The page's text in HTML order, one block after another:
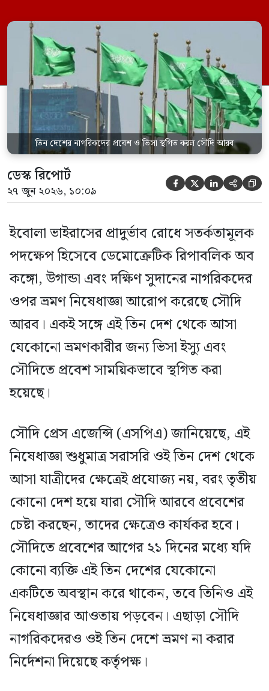
যেকোনো ভ্রমণকারীর জন্য ভিসা ইস্যু এবং
সৌদিতে প্রবেশ সাময়িকভাবে স্থগিত করা
হয়েছে। সৌদি প্রেস এজেন্সি (এসপিএ)
জানিয়েছে, এই নিষেধাজ্ঞা শুধুমাত্র সরাসরি ওই
তিন দেশ থেকে […]
তিন দেশের নাগরিকদের প্রবেশ ও ভিসা স্থগিত করল সৌদি আরব
ডেস্ক রিপোর্ট
২৭ জুন ২০২৬, ১০:০৯     
ইবোলা ভাইরাসের প্রাদুর্ভাব রোধে সতর্কতামূলক
পদক্ষেপ হিসেবে ডেমোক্রেটিক রিপাবলিক অব
কঙ্গো, উগান্ডা এবং দক্ষিণ সুদানের নাগরিকদের
ওপর ভ্রমণ নিষেধাজ্ঞা আরোপ করেছে সৌদি
আরব। একই সঙ্গে এই তিন দেশ থেকে আসা
যেকোনো ভ্রমণকারীর জন্য ভিসা ইস্যু এবং
সৌদিতে প্রবেশ সাময়িকভাবে স্থগিত করা
হয়েছে।
সৌদি প্রেস এজেন্সি (এসপিএ) জানিয়েছে, এই
নিষেধাজ্ঞা শুধুমাত্র সরাসরি ওই তিন দেশ থেকে
আসা যাত্রীদের ক্ষেত্রেই প্রযোজ্য নয়, বরং তৃতীয়
কোনো দেশ হয়ে যারা সৌদি আরবে প্রবেশের
চেষ্টা করছেন, তাদের ক্ষেত্রেও কার্যকর হবে।
সৌদিতে প্রবেশের আগের ২১ দিনের মধ্যে যদি
কোনো ব্যক্তি এই তিন দেশের যেকোনো
একটিতে অবস্থান করে থাকেন, তবে তিনিও এই
নিষেধাজ্ঞার আওতায় পড়বেন। এছাড়া সৌদি
নাগরিকদেরও ওই তিন দেশে ভ্রমণ না করার
নির্দেশনা দিয়েছে কর্তৃপক্ষ।